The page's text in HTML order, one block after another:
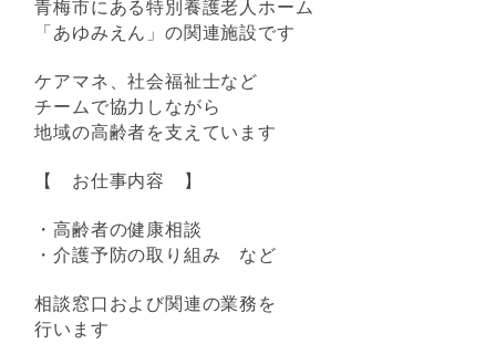
青梅市にある特別養護老人ホーム
「あゆみえん」の関連施設です
ケアマネ、社会福祉士など
チームで協力しながら
地域の高齢者を支えています
【 お仕事内容 】
・高齢者の健康相談
・介護予防の取り組み など
相談窓口および関連の業務を
行います